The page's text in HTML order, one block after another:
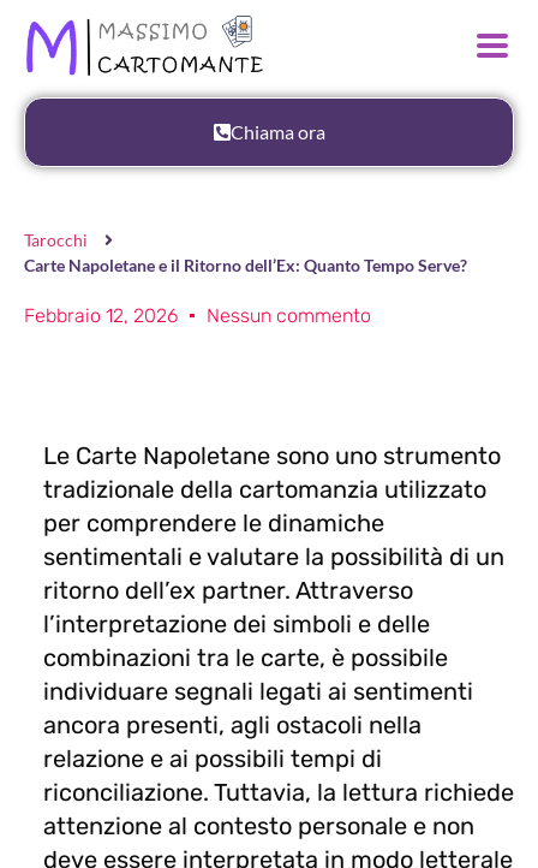
Chiama ora
Tarocchi
Carte Napoletane e il Ritorno dell’Ex: Quanto Tempo Serve?
Febbraio 12, 2026 Nessun commento
Le Carte Napoletane sono uno strumento
tradizionale della cartomanzia utilizzato
per comprendere le dinamiche
sentimentali e valutare la possibilità di un
ritorno dell’ex partner. Attraverso
l’interpretazione dei simboli e delle
combinazioni tra le carte, è possibile
individuare segnali legati ai sentimenti
ancora presenti, agli ostacoli nella
relazione e ai possibili tempi di
riconciliazione. Tuttavia, la lettura richiede
attenzione al contesto personale e non
deve essere interpretata in modo letterale